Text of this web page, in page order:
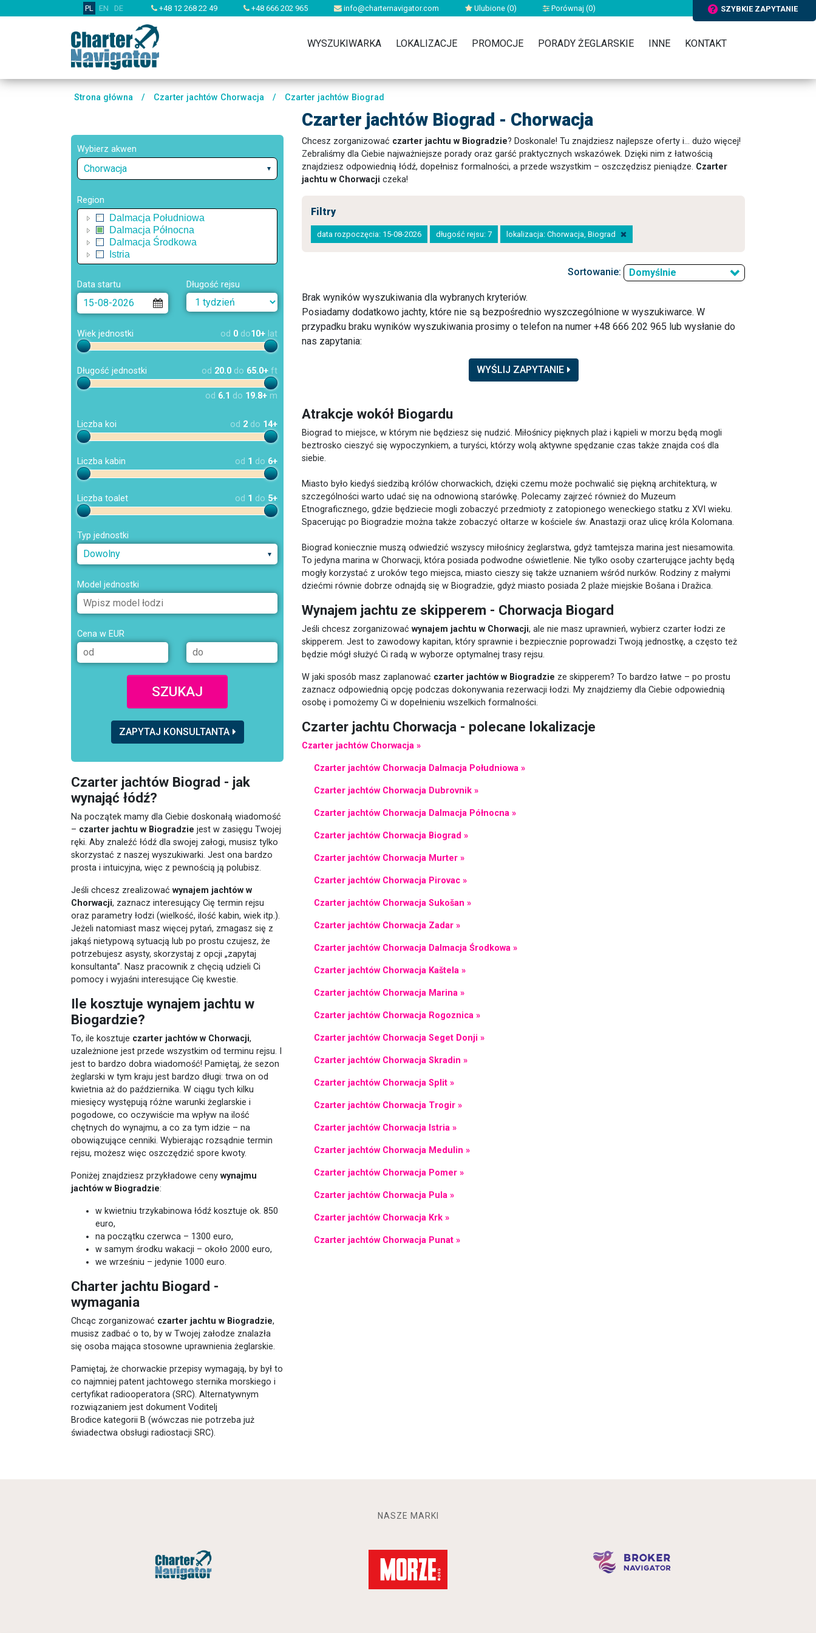
PL EN DE +48 12 268 22 49 +48 666 202 965 info@charternavigator.com Ulubione (0) Porównaj (0) SZYBKIE ZAPYTANIE
WYSZUKIWARKA LOKALIZACJE PROMOCJE PORADY ŻEGLARSKIE INNE KONTAKT
Strona główna / Czarter jachtów Chorwacja / Czarter jachtów Biograd
Czarter jachtów Biograd - Chorwacja
Wybierz akwen
Chorwacja
Region
Dalmacja Południowa
Dalmacja Północna
Dalmacja Środkowa
Istria
Data startu Długość rejsu
Wiek jednostki od 0 do10+ lat
Długość jednostki od 20.0 do 65.0+ ft
od 6.1 do 19.8+ m
Liczba koi od 2 do 14+
Liczba kabin od 1 do 6+
Liczba toalet od 1 do 5+
Typ jednostki
Dowolny
Model jednostki
Cena w EUR
SZUKAJ
ZAPYTAJ KONSULTANTA
Czarter jachtów Biograd - jak
wynająć łódź?
Na początek mamy dla Ciebie doskonałą wiadomość
– czarter jachtu w Biogradzie jest w zasięgu Twojej
ręki. Aby znaleźć łódź dla swojej załogi, musisz tylko
skorzystać z naszej wyszukiwarki. Jest ona bardzo
prosta i intuicyjna, więc z pewnością ją polubisz.
Jeśli chcesz zrealizować wynajem jachtów w
Chorwacji, zaznacz interesujący Cię termin rejsu
oraz parametry łodzi (wielkość, ilość kabin, wiek itp.).
Jeżeli natomiast masz więcej pytań, zmagasz się z
jakąś nietypową sytuacją lub po prostu czujesz, że
potrzebujesz asysty, skorzystaj z opcji „zapytaj
konsultanta”. Nasz pracownik z chęcią udzieli Ci
pomocy i wyjaśni interesujące Cię kwestie.
Ile kosztuje wynajem jachtu w
Biogardzie?
To, ile kosztuje czarter jachtów w Chorwacji,
uzależnione jest przede wszystkim od terminu rejsu. I
jest to bardzo dobra wiadomość! Pamiętaj, że sezon
żeglarski w tym kraju jest bardzo długi: trwa on od
kwietnia aż do października. W ciągu tych kilku
miesięcy występują różne warunki żeglarskie i
pogodowe, co oczywiście ma wpływ na ilość
chętnych do wynajmu, a co za tym idzie – na
obowiązujące cenniki. Wybierając rozsądnie termin
rejsu, możesz więc oszczędzić spore kwoty.
Poniżej znajdziesz przykładowe ceny wynajmu
jachtów w Biogradzie:
w kwietniu trzykabinowa łódź kosztuje ok. 850
euro,
na początku czerwca – 1300 euro,
w samym środku wakacji – około 2000 euro,
we wrześniu – jedynie 1000 euro.
Charter jachtu Biogard -
wymagania
Chcąc zorganizować czarter jachtu w Biogradzie,
musisz zadbać o to, by w Twojej załodze znalazła
się osoba mająca stosowne uprawnienia żeglarskie.
Pamiętaj, że chorwackie przepisy wymagają, by był to
co najmniej patent jachtowego sternika morskiego i
certyfikat radiooperatora (SRC). Alternatywnym
rozwiązaniem jest dokument Voditelj
Brodice kategorii B (wówczas nie potrzeba już
świadectwa obsługi radiostacji SRC).
Chcesz zorganizować czarter jachtu w Biogradzie? Doskonale! Tu znajdziesz najlepsze oferty i... dużo więcej!
Zebraliśmy dla Ciebie najważniejsze porady oraz garść praktycznych wskazówek. Dzięki nim z łatwością
znajdziesz odpowiednią łódź, dopełnisz formalności, a przede wszystkim – oszczędzisz pieniądze. Czarter
jachtu w Chorwacji czeka!
Filtry
data rozpoczęcia: 15-08-2026 długość rejsu: 7 lokalizacja: Chorwacja, Biograd
Sortowanie: Domyślnie
Brak wyników wyszukiwania dla wybranych kryteriów.
Posiadamy dodatkowo jachty, które nie są bezpośrednio wyszczególnione w wyszukiwarce. W
przypadku braku wyników wyszukiwania prosimy o telefon na numer +48 666 202 965 lub wysłanie do
nas zapytania:
WYŚLIJ ZAPYTANIE
Atrakcje wokół Biogardu
Biograd to miejsce, w którym nie będziesz się nudzić. Miłośnicy pięknych plaż i kąpieli w morzu będą mogli
beztrosko cieszyć się wypoczynkiem, a turyści, którzy wolą aktywne spędzanie czas także znajda coś dla
siebie.
Miasto było kiedyś siedzibą królów chorwackich, dzięki czemu może pochwalić się piękną architekturą, w
szczególności warto udać się na odnowioną starówkę. Polecamy zajrzeć również do Muzeum
Etnograficznego, gdzie będziecie mogli zobaczyć przedmioty z zatopionego weneckiego statku z XVI wieku.
Spacerując po Biogradzie można także zobaczyć ołtarze w kościele św. Anastazji oraz ulicę króla Kolomana.
Biograd koniecznie muszą odwiedzić wszyscy miłośnicy żeglarstwa, gdyż tamtejsza marina jest niesamowita.
To jedyna marina w Chorwacji, która posiada podwodne oświetlenie. Nie tylko osoby czarterujące jachty będą
mogły korzystać z uroków tego miejsca, miasto cieszy się także uznaniem wśród nurków. Rodziny z małymi
dziećmi równie dobrze odnajdą się w Biogradzie, gdyż miasto posiada 2 plaże miejskie Bošana i Dražica.
Wynajem jachtu ze skipperem - Chorwacja Biogard
Jeśli chcesz zorganizować wynajem jachtu w Chorwacji, ale nie masz uprawnień, wybierz czarter łodzi ze
skipperem. Jest to zawodowy kapitan, który sprawnie i bezpiecznie poprowadzi Twoją jednostkę, a często też
będzie mógł służyć Ci radą w wyborze optymalnej trasy rejsu.
W jaki sposób masz zaplanować czarter jachtów w Biogradzie ze skipperem? To bardzo łatwe – po prostu
zaznacz odpowiednią opcję podczas dokonywania rezerwacji łodzi. My znajdziemy dla Ciebie odpowiednią
osobę i pomożemy Ci w dopełnieniu wszelkich formalności.
Czarter jachtu Chorwacja - polecane lokalizacje
Czarter jachtów Chorwacja »
Czarter jachtów Chorwacja Dalmacja Południowa »
Czarter jachtów Chorwacja Dubrovnik »
Czarter jachtów Chorwacja Dalmacja Północna »
Czarter jachtów Chorwacja Biograd »
Czarter jachtów Chorwacja Murter »
Czarter jachtów Chorwacja Pirovac »
Czarter jachtów Chorwacja Sukošan »
Czarter jachtów Chorwacja Zadar »
Czarter jachtów Chorwacja Dalmacja Środkowa »
Czarter jachtów Chorwacja Kaštela »
Czarter jachtów Chorwacja Marina »
Czarter jachtów Chorwacja Rogoznica »
Czarter jachtów Chorwacja Seget Donji »
Czarter jachtów Chorwacja Skradin »
Czarter jachtów Chorwacja Split »
Czarter jachtów Chorwacja Trogir »
Czarter jachtów Chorwacja Istria »
Czarter jachtów Chorwacja Medulin »
Czarter jachtów Chorwacja Pomer »
Czarter jachtów Chorwacja Pula »
Czarter jachtów Chorwacja Krk »
Czarter jachtów Chorwacja Punat »
NASZE MARKI